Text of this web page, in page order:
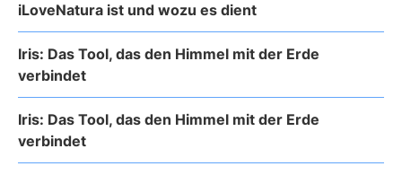
iLoveNatura ist und wozu es dient
Iris: Das Tool, das den Himmel mit der Erde
verbindet
Iris: Das Tool, das den Himmel mit der Erde
verbindet